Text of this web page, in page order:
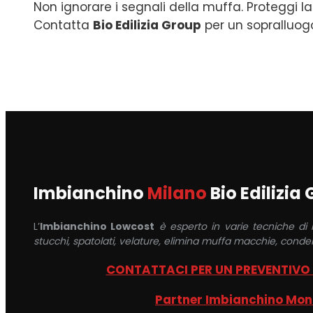
Non ignorare i segnali della muffa. Proteggi
Contatta Bio Edilizia Group per un
Imbianchino Milano Bio Edilizia
L’Imbianchino Lowcost è esperto in varie tecniche di
stucchi, spatolati, velature, elimina muffa macchie,
CONTATTACI PER UN
Partner Imbianchino